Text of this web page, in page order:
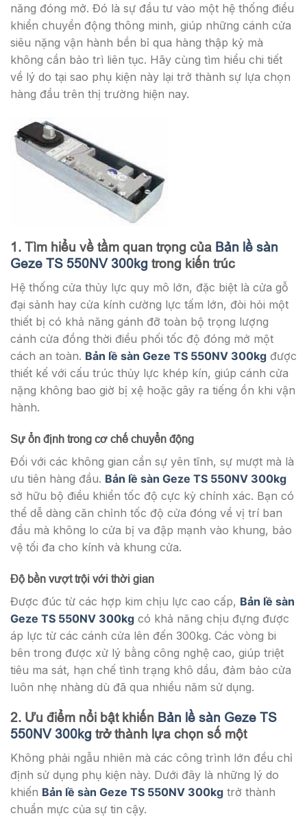
năng đóng mở. Đó là sự đầu tư vào một hệ thống điều
khiển chuyển động thông minh, giúp những cánh cửa
siêu nặng vận hành bền bỉ qua hàng thập kỷ mà
không cần bảo trì liên tục. Hãy cùng tìm hiểu chi tiết
về lý do tại sao phụ kiện này lại trở thành sự lựa chọn
hàng đầu trên thị trường hiện nay.
1. Tìm hiểu về tầm quan trọng của Bản lề sàn
Geze TS 550NV 300kg trong kiến trúc
Hệ thống cửa thủy lực quy mô lớn, đặc biệt là cửa gỗ
đại sảnh hay cửa kính cường lực tấm lớn, đòi hỏi một
thiết bị có khả năng gánh đỡ toàn bộ trọng lượng
cánh cửa đồng thời điều phối tốc độ đóng mở một
cách an toàn. Bản lề sàn Geze TS 550NV 300kg được
thiết kế với cấu trúc thủy lực khép kín, giúp cánh cửa
nặng không bao giờ bị xệ hoặc gây ra tiếng ồn khi vận
hành.
Sự ổn định trong cơ chế chuyển động
Đối với các không gian cần sự yên tĩnh, sự mượt mà là
ưu tiên hàng đầu. Bản lề sàn Geze TS 550NV 300kg
sở hữu bộ điều khiển tốc độ cực kỳ chính xác. Bạn có
thể dễ dàng căn chỉnh tốc độ cửa đóng về vị trí ban
đầu mà không lo cửa bị va đập mạnh vào khung, bảo
vệ tối đa cho kính và khung cửa.
Độ bền vượt trội với thời gian
Được đúc từ các hợp kim chịu lực cao cấp, Bản lề sàn
Geze TS 550NV 300kg có khả năng chịu đựng được
áp lực từ các cánh cửa lên đến 300kg. Các vòng bi
bên trong được xử lý bằng công nghệ cao, giúp triệt
tiêu ma sát, hạn chế tình trạng khô dầu, đảm bảo cửa
luôn nhẹ nhàng dù đã qua nhiều năm sử dụng.
2. Ưu điểm nổi bật khiến Bản lề sàn Geze TS
550NV 300kg trở thành lựa chọn số một
Không phải ngẫu nhiên mà các công trình lớn đều chỉ
định sử dụng phụ kiện này. Dưới đây là những lý do
khiến Bản lề sàn Geze TS 550NV 300kg trở thành
chuẩn mực của sự tin cậy.